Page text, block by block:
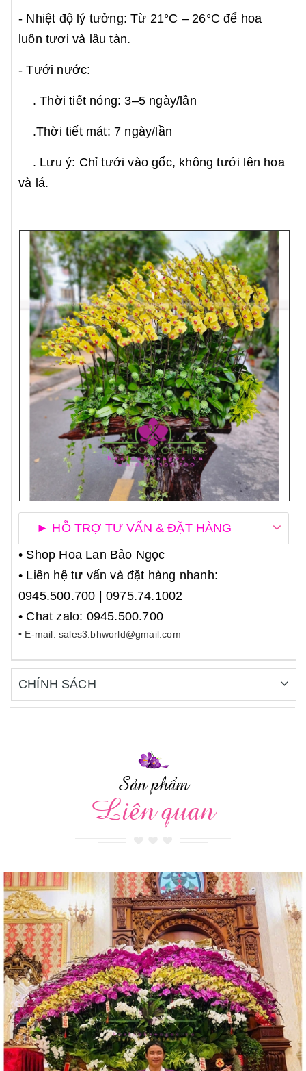
- Nhiệt độ lý tưởng: Từ 21°C – 26°C để hoa
luôn tươi và lâu tàn.
- Tưới nước:
. Thời tiết nóng: 3–5 ngày/lần
.Thời tiết mát: 7 ngày/lần
. Lưu ý: Chỉ tưới vào gốc, không tưới lên hoa
và lá.
► HỖ TRỢ TƯ VẤN & ĐẶT HÀNG
• Shop Hoa Lan Bảo Ngọc
• Liên hệ tư vấn và đặt hàng nhanh:
0945.500.700 | 0975.74.1002
• Chat zalo: 0945.500.700
• E-mail: sales3.bhworld@gmail.com
CHÍNH SÁCH
Sản phẩm
Liên quan